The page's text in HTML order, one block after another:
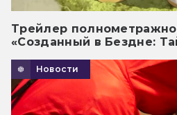
Трейлер
«Созданный в Бездне:
Новости